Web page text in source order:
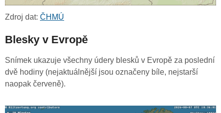
Zdroj dat: ČHMÚ
Blesky v Evropě
Snímek ukazuje všechny údery blesků v Evropě za poslední
dvě hodiny (nejaktuálnější jsou označeny bíle, nejstarší
naopak červeně).